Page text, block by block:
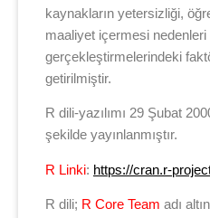
kaynakların yetersizliği,
maaliyet içermesi nedenleri
gerçekleştirmelerindeki
getirilmiştir.
R dili-yazılımı 29 Şubat
şekilde yayınlanmıştır.
R Linki: https://cran.r-
R dili; R Core Team adı